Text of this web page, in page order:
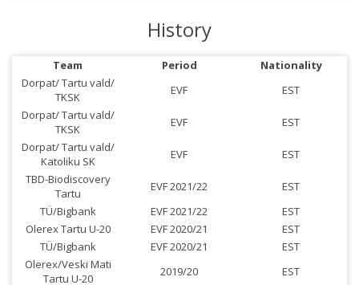
History
Team Period
Nationality
Dorpat/ Tartu vald/
TKSK
EVF
EST
Dorpat/ Tartu vald/
TKSK
EVF
EST
Dorpat/ Tartu vald/
Katoliku SK
EVF
EST
TBD-Biodiscovery
Tartu
EVF 2021/22
EST
TÜ/Bigbank
EVF 2021/22
EST
Olerex Tartu U-20
EVF 2020/21
EST
TÜ/Bigbank
EVF 2020/21
EST
Olerex/Veski Mati
Tartu U-20
2019/20 EST